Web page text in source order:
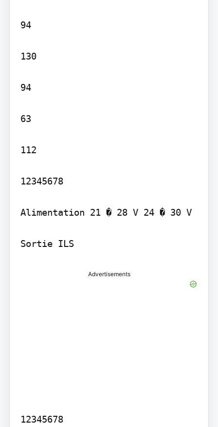
94
130
94
63
112
12345678
Alimentation 21 � 28 V 24 � 30 V
Sortie ILS
Advertisements
12345678